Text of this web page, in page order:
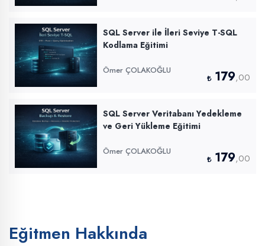
SQL Server ile İleri Seviye T-SQL
Kodlama Eğitimi
Ömer ÇOLAKOĞLU 179,00
SQL Server Veritabanı Yedekleme
ve Geri Yükleme Eğitimi
Ömer ÇOLAKOĞLU 179,00
Eğitmen Hakkında